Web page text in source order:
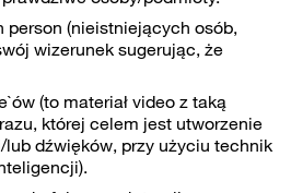
person (nieistniejących osób,
wizerunek sugerując, że
(to materiał video z taką
której celem jest utworzenie
lub dźwięków, przy użyciu technik